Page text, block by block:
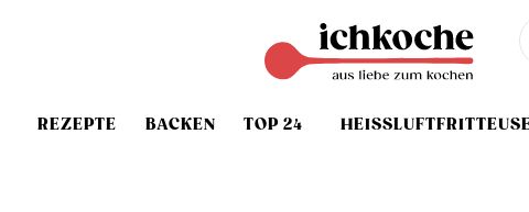
REZEPTE BACKEN TOP 24